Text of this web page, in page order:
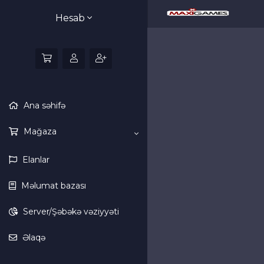
Hesab
Ana səhifə
Mağaza
Elanlar
Məlumat bazası
Server/Şəbəkə vəziyyəti
Əlaqə